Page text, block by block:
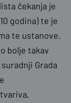
čekanja je
godina) te je
te ustanove.
bolje takav
Grada